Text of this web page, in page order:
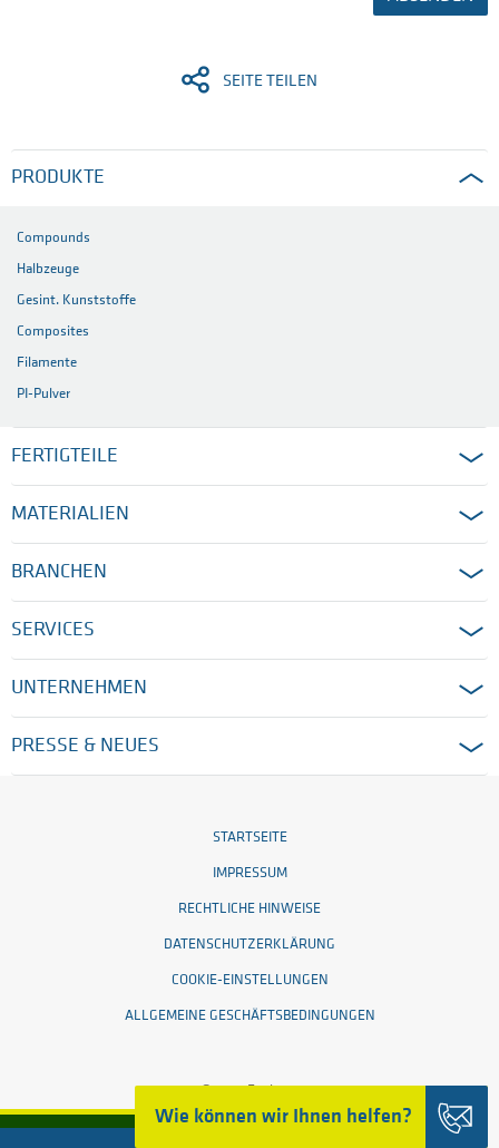
Wie können wir Ihnen helfen?
SEITE TEILEN
PRODUKTE
Compounds
Halbzeuge
Gesint. Kunststoffe
Composites
Filamente
PI-Pulver
FERTIGTEILE
MATERIALIEN
BRANCHEN
SERVICES
UNTERNEHMEN
PRESSE & NEUES
STARTSEITE
IMPRESSUM
RECHTLICHE HINWEISE
DATENSCHUTZERKLÄRUNG
COOKIE-EINSTELLUNGEN
ALLGEMEINE GESCHÄFTSBEDINGUNGEN
© 2026 Ensinger